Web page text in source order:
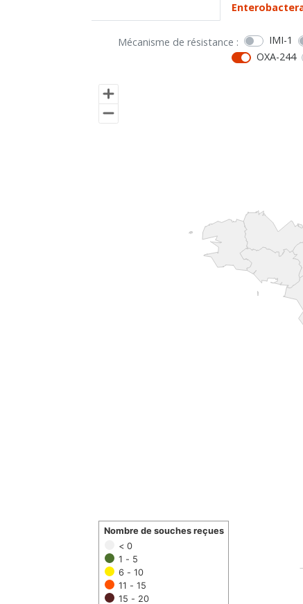
Mécanisme de résistance : IMI-1
OXA-244
< 0
1 - 5
6 - 10
11 - 15
15 - 20
Nombre de souches reçues